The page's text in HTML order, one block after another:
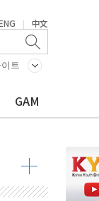
| 中文
트
GAM